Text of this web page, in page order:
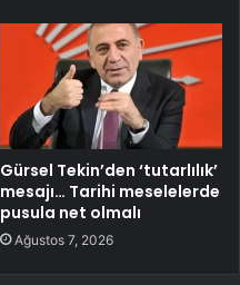
Gürsel Tekin’den ‘tutarlılık’
mesajı… Tarihi meselelerde
pusula net olmalı
Ağustos 7, 2026